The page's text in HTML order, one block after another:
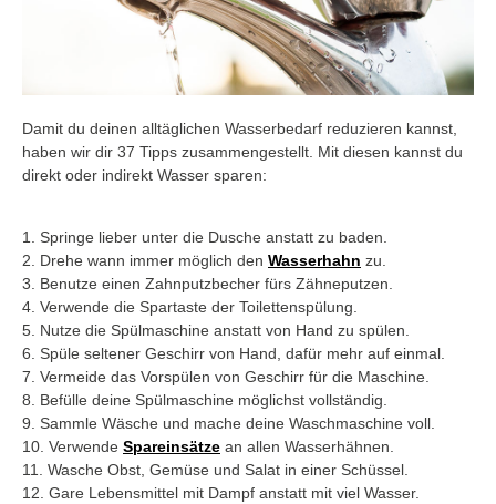
Damit du deinen alltäglichen Wasserbedarf reduzieren kannst,
haben wir dir 37 Tipps zusammengestellt. Mit diesen kannst du
direkt oder indirekt Wasser sparen:
1. Springe lieber unter die Dusche anstatt zu baden.
2. Drehe wann immer möglich den Wasserhahn zu.
3. Benutze einen Zahnputzbecher fürs Zähneputzen.
4. Verwende die Spartaste der Toilettenspülung.
5. Nutze die Spülmaschine anstatt von Hand zu spülen.
6. Spüle seltener Geschirr von Hand, dafür mehr auf einmal.
7. Vermeide das Vorspülen von Geschirr für die Maschine.
8. Befülle deine Spülmaschine möglichst vollständig.
9. Sammle Wäsche und mache deine Waschmaschine voll.
10. Verwende Spareinsätze an allen Wasserhähnen.
11. Wasche Obst, Gemüse und Salat in einer Schüssel.
12. Gare Lebensmittel mit Dampf anstatt mit viel Wasser.